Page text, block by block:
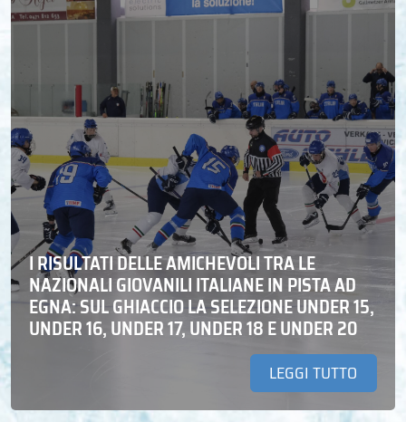
I RISULTATI DELLE AMICHEVOLI TRA LE
NAZIONALI GIOVANILI ITALIANE IN PISTA AD
EGNA: SUL GHIACCIO LA SELEZIONE UNDER 15,
UNDER 16, UNDER 17, UNDER 18 E UNDER 20
LEGGI TUTTO